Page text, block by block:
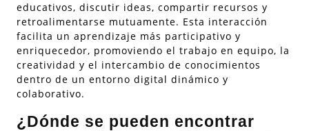
educativos, discutir ideas, compartir recursos y
retroalimentarse mutuamente. Esta interacción
facilita un aprendizaje más participativo y
enriquecedor, promoviendo el trabajo en equipo, la
creatividad y el intercambio de conocimientos
dentro de un entorno digital dinámico y
colaborativo.
¿Dónde se pueden encontrar